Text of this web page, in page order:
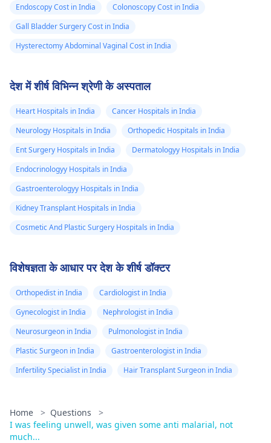
Endoscopy Cost in India
Colonoscopy Cost in India
Gall Bladder Surgery Cost in India
Hysterectomy Abdominal Vaginal Cost in India
देश में शीर्ष विभिन्न श्रेणी के अस्पताल
Heart Hospitals in India
Cancer Hospitals in India
Neurology Hospitals in India
Orthopedic Hospitals in India
Ent Surgery Hospitals in India
Dermatologyy Hospitals in India
Endocrinologyy Hospitals in India
Gastroenterologyy Hospitals in India
Kidney Transplant Hospitals in India
Cosmetic And Plastic Surgery Hospitals in India
विशेषज्ञता के आधार पर देश के शीर्ष डॉक्टर
Orthopedist in India
Cardiologist in India
Gynecologist in India
Nephrologist in India
Neurosurgeon in India
Pulmonologist in India
Plastic Surgeon in India
Gastroenterologist in India
Infertility Specialist in India
Hair Transplant Surgeon in India
Home > Questions
>
I was feeling unwell, was given some anti malarial, not
much...